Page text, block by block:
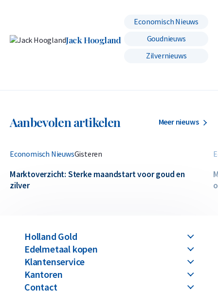
Jack Hoogland
Economisch Nieuws
Goudnieuws
Zilvernieuws
Aanbevolen artikelen Meer nieuws
Economisch NieuwsGisteren
Marktoverzicht: Sterke maandstart voor goud en
zilver
Holland Gold
Edelmetaal kopen
Klantenservice
Kantoren
Contact